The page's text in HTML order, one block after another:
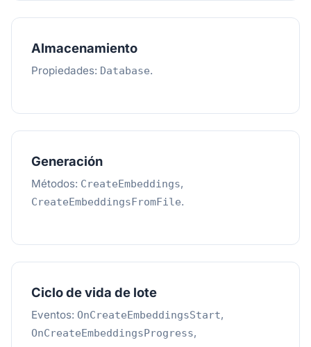
Almacenamiento
Propiedades: Database.
Generación
Métodos: CreateEmbeddings,
CreateEmbeddingsFromFile.
Ciclo de vida de lote
Eventos: OnCreateEmbeddingsStart,
OnCreateEmbeddingsProgress,